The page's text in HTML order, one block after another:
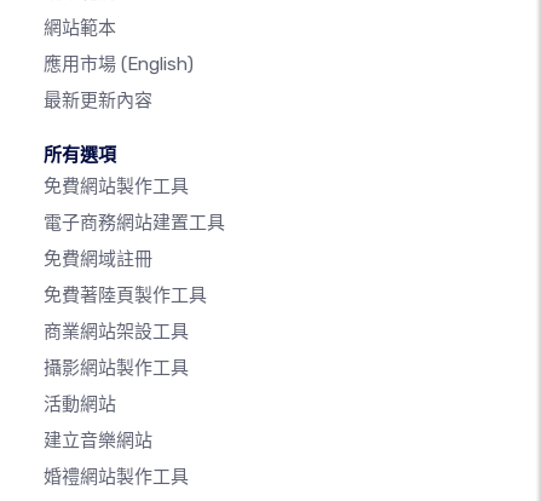
網站範本
應用市場 (English)
最新更新內容
所有選項
免費網站製作工具
電子商務網站建置工具
免費網域註冊
免費著陸頁製作工具
商業網站架設工具
攝影網站製作工具
活動網站
建立音樂網站
婚禮網站製作工具